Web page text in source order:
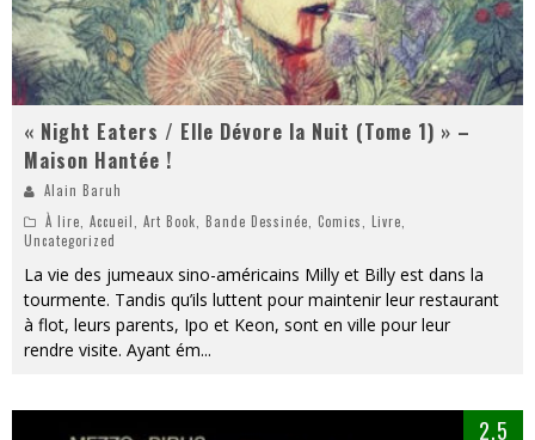
« Night Eaters / Elle Dévore la Nuit (Tome 1) » –
Maison Hantée !
Alain Baruh
À lire, Accueil, Art Book, Bande Dessinée, Comics, Livre,
Uncategorized
La vie des jumeaux sino-américains Milly et Billy est dans la
tourmente. Tandis qu’ils luttent pour maintenir leur restaurant
à flot, leurs parents, Ipo et Keon, sont en ville pour leur
rendre visite. Ayant ém...
2.5